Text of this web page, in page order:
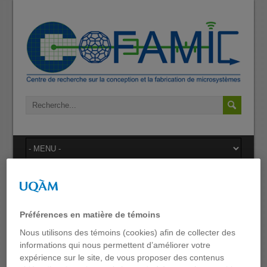
séminaire
Préférences en matière de témoins
Nous utilisons des témoins (cookies) afin de collecter des
informations qui nous permettent d’améliorer votre
expérience sur le site, de vous proposer des contenus